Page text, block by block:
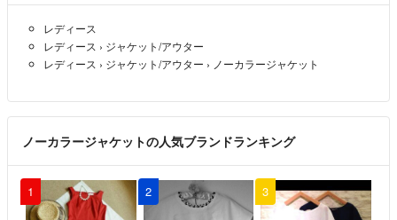
がいて困っています。あくまで状態も含めて価格設定し、可能な限り説
明させていただいております。細心の注意は払っておりますが、説明文
や画像でお伝えしきれていない問題がございましたら、返品も承ります
ので、まず取引メッセージからお願いします。
しくお願いします。
レディース
レディース › ジャケット/アウター
レディース › ジャケット/アウター › ノーカラージャケット
ノーカラージャケットの人気ブランドランキング
1 2 3